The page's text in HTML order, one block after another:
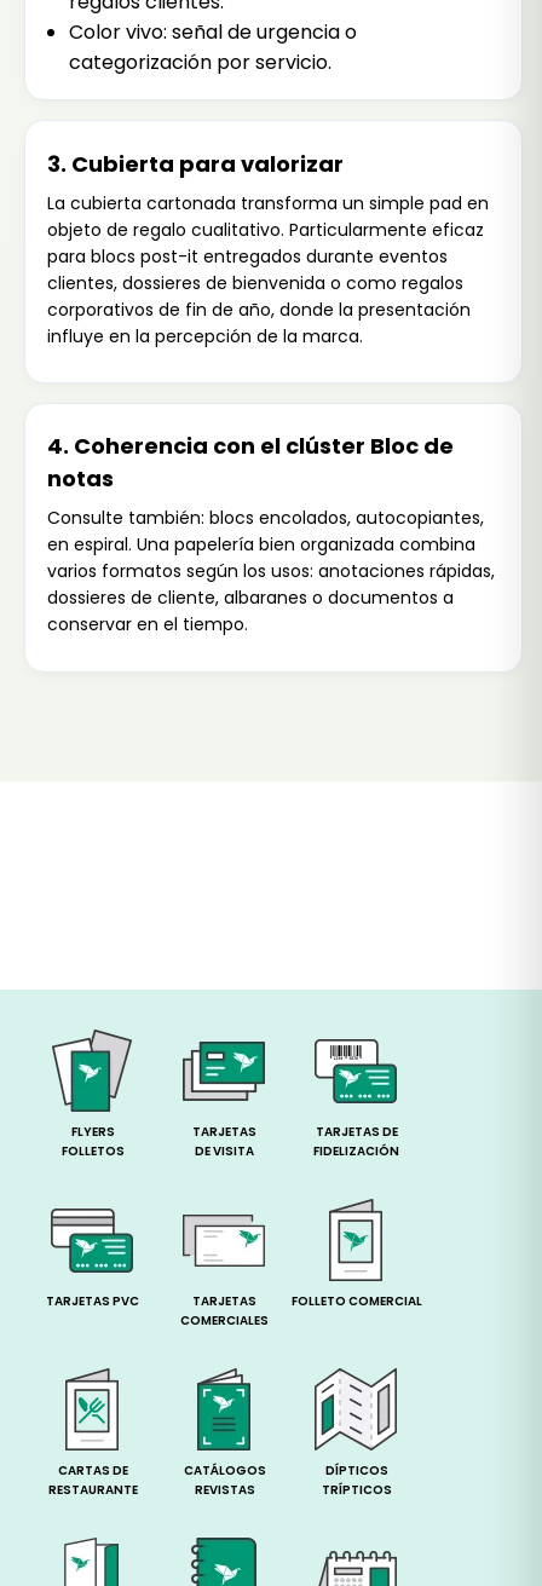
Color vivo: señal de urgencia o
categorización por servicio.
3. Cubierta para valorizar
La cubierta cartonada transforma un simple pad en
objeto de regalo cualitativo. Particularmente eficaz
para blocs post-it entregados durante eventos
clientes, dossieres de bienvenida o como regalos
corporativos de fin de año, donde la presentación
influye en la percepción de la marca.
4. Coherencia con el clúster Bloc de
notas
Consulte también: blocs encolados, autocopiantes,
en espiral. Una papelería bien organizada combina
varios formatos según los usos: anotaciones rápidas,
dossieres de cliente, albaranes o documentos a
conservar en el tiempo.
FLYERS
FOLLETOS
TARJETAS
DE VISITA
TARJETAS DE
FIDELIZACIÓN
TARJETAS PVC
TARJETAS
COMERCIALES
FOLLETO COMERCIAL
CARTAS DE
RESTAURANTE
CATÁLOGOS
REVISTAS
DÍPTICOS
TRÍPTICOS